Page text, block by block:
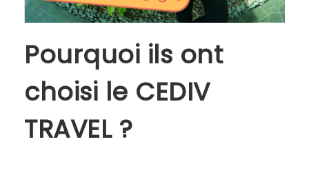
Pourquoi ils ont
choisi le CEDIV
TRAVEL ?